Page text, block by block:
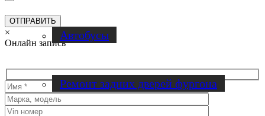
Автобусы
Ремонт задних дверей фургона
×
Онлайн запись